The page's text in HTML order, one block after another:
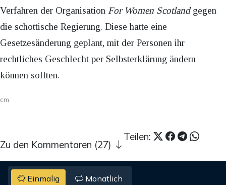
Verfahren der Organisation For Women Scotlandgegen
die schottische Regierung. Diese hatte eine
Gesetzesänderung geplant, mit der Personen ihr
rechtliches Geschlecht per Selbsterklärung ändern
können sollten.
cm
Teilen:
Zu den Kommentaren (27)
Einmalig Monatlich